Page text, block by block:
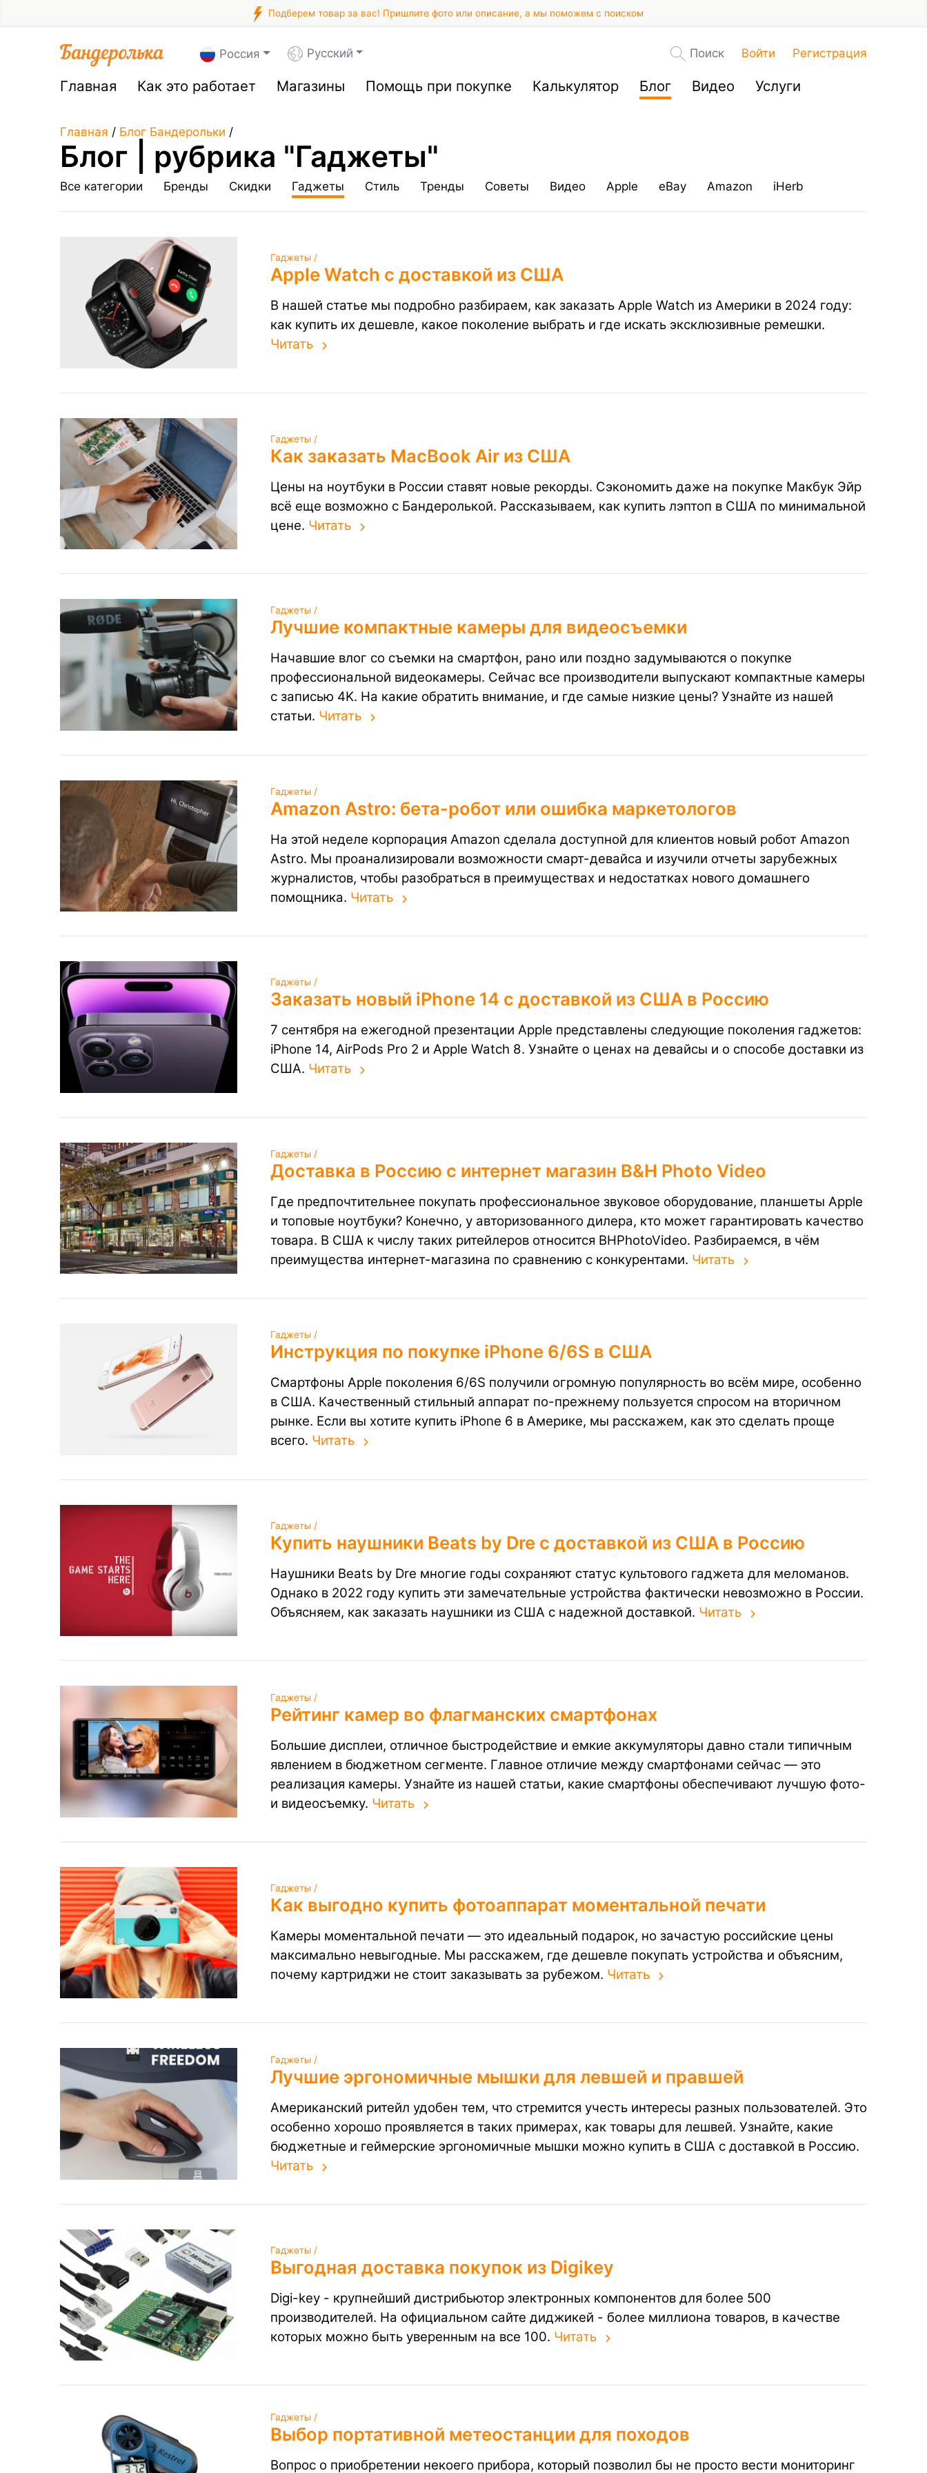
Подберем товар за вас! Пришлите фото или описание, а мы поможем с поиском
Россия Русский Поиск Войти Регистрация
Главная Как это работает Магазины Помощь при покупке Калькулятор Блог Видео Услуги
Главная / Блог Бандерольки /
Блог | рубрика "Гаджеты"
Все категории Бренды Скидки Гаджеты Стиль Тренды Советы Видео Apple eBay Amazon iHerb
Гаджеты /
Apple Watch с доставкой из США
В нашей статье мы подробно разбираем, как заказать Apple Watch из Америки в 2024 году:
как купить их дешевле, какое поколение выбрать и где искать эксклюзивные ремешки.
Читать
Гаджеты /
Как заказать MacBook Air из США
Цены на ноутбуки в России ставят новые рекорды. Сэкономить даже на покупке Макбук Эйр
всё еще возможно с Бандеролькой. Рассказываем, как купить лэптоп в США по минимальной
цене. Читать
Гаджеты /
Лучшие компактные камеры для видеосъемки
Начавшие влог со съемки на смартфон, рано или поздно задумываются о покупке
профессиональной видеокамеры. Сейчас все производители выпускают компактные камеры
с записью 4K. На какие обратить внимание, и где самые низкие цены? Узнайте из нашей
статьи. Читать
Гаджеты /
Amazon Astro: бета-робот или ошибка маркетологов
На этой неделе корпорация Amazon сделала доступной для клиентов новый робот Amazon
Astro. Мы проанализировали возможности смарт-девайса и изучили отчеты зарубежных
журналистов, чтобы разобраться в преимуществах и недостатках нового домашнего
помощника. Читать
Гаджеты /
Заказать новый iPhone 14 с доставкой из США в Россию
7 сентября на ежегодной презентации Apple представлены следующие поколения гаджетов:
iPhone 14, AirPods Pro 2 и Apple Watch 8. Узнайте о ценах на девайсы и о способе доставки из
США. Читать
Гаджеты /
Доставка в Россию с интернет магазин B&H Photo Video
Где предпочтительнее покупать профессиональное звуковое оборудование, планшеты Apple
и топовые ноутбуки? Конечно, у авторизованного дилера, кто может гарантировать качество
товара. В США к числу таких ритейлеров относится BHPhotoVideo. Разбираемся, в чём
преимущества интернет-магазина по сравнению с конкурентами. Читать
Гаджеты /
Инструкция по покупке iPhone 6/6S в США
Смартфоны Apple поколения 6/6S получили огромную популярность во всём мире, особенно
в США. Качественный стильный аппарат по-прежнему пользуется спросом на вторичном
рынке. Если вы хотите купить iPhone 6 в Америке, мы расскажем, как это сделать проще
всего. Читать
Гаджеты /
Купить наушники Beats by Dre с доставкой из США в Россию
Наушники Beats by Dre многие годы сохраняют статус культового гаджета для меломанов.
Однако в 2022 году купить эти замечательные устройства фактически невозможно в России.
Объясняем, как заказать наушники из США с надежной доставкой. Читать
Гаджеты /
Рейтинг камер во флагманских смартфонах
Большие дисплеи, отличное быстродействие и емкие аккумуляторы давно стали типичным
явлением в бюджетном сегменте. Главное отличие между смартфонами сейчас — это
реализация камеры. Узнайте из нашей статьи, какие смартфоны обеспечивают лучшую фото-
и видеосъемку. Читать
Гаджеты /
Как выгодно купить фотоаппарат моментальной печати
Камеры моментальной печати — это идеальный подарок, но зачастую российские цены
максимально невыгодные. Мы расскажем, где дешевле покупать устройства и объясним,
почему картриджи не стоит заказывать за рубежом. Читать
Гаджеты /
Лучшие эргономичные мышки для левшей и правшей
Американский ритейл удобен тем, что стремится учесть интересы разных пользователей. Это
особенно хорошо проявляется в таких примерах, как товары для лешвей. Узнайте, какие
бюджетные и геймерские эргономичные мышки можно купить в США с доставкой в Россию.
Читать
Гаджеты /
Выгодная доставка покупок из Digikey
Digi-key - крупнейший дистрибьютор электронных компонентов для более 500
производителей. На официальном сайте диджикей - более миллиона товаров, в качестве
которых можно быть уверенным на все 100. Читать
Гаджеты /
Выбор портативной метеостанции для походов
Вопрос о приобретении некоего прибора, который позволил бы не просто вести мониторинг